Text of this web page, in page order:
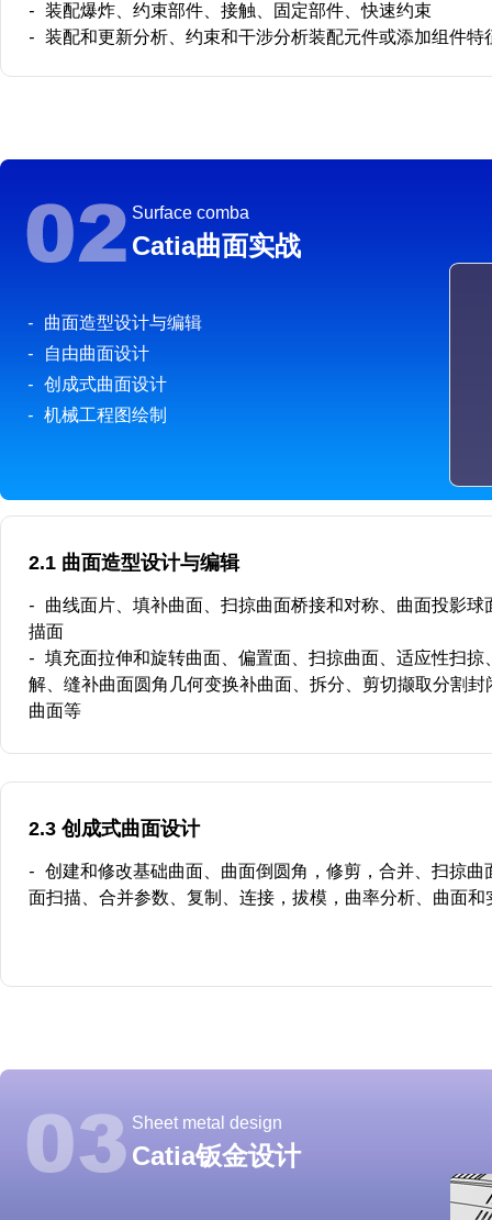
- 装配爆炸、约束部件、接触、固定部件、快速约束
- 装配和更新分析、约束和干涉分析装配元件或添加组件特
Surface comba
Catia曲面实战
-
曲面造型设计与编辑
-
自由曲面设计
- 创成式曲面设计
- 机械工程图绘制
2.1 曲面造型设计与编辑
-
曲线面片、填补曲面、扫掠曲面桥接和对称、曲面投影球
描面
- 填充面拉伸和旋转曲面、偏置面、扫掠曲面、适应性扫掠
解、缝补曲面圆角几何变换补曲面、拆分、剪切撷取分割封
曲面等
2.3 创成式曲面设计
- 创建和修改基础曲面、曲面倒圆角，修剪，合并、扫掠曲
面扫描、合并参数、复制、连接，拔模，曲率分析、曲面和
Sheet metal design
Catia钣金设计